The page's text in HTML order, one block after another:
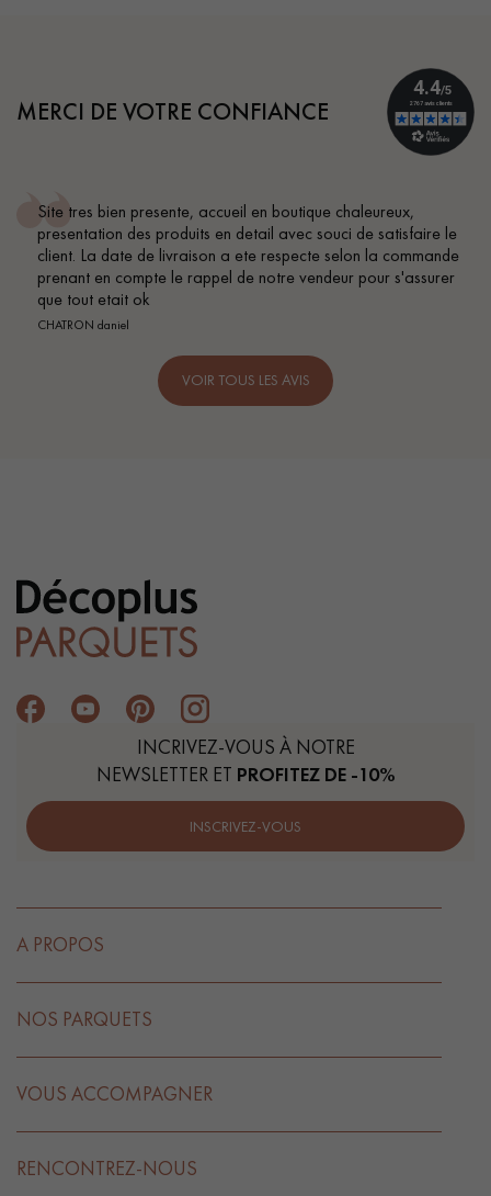
MERCI DE VOTRE CONFIANCE
Site tres bien presente, accueil en boutique chaleureux,
presentation des produits en detail avec souci de satisfaire le
client. La date de livraison a ete respecte selon la commande
prenant en compte le rappel de notre vendeur pour s'assurer
que tout etait ok
CHATRON daniel
VOIR TOUS LES AVIS
INCRIVEZ-VOUS À NOTRE
NEWSLETTER ET PROFITEZ DE -10%
INSCRIVEZ-VOUS
A PROPOS
NOS PARQUETS
VOUS ACCOMPAGNER
RENCONTREZ-NOUS